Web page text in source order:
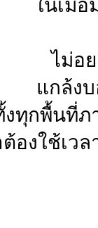
ในเมื่
ไม่อ
แกล้ง
งทุกพื้นที่ภ
ต้องใช้เว